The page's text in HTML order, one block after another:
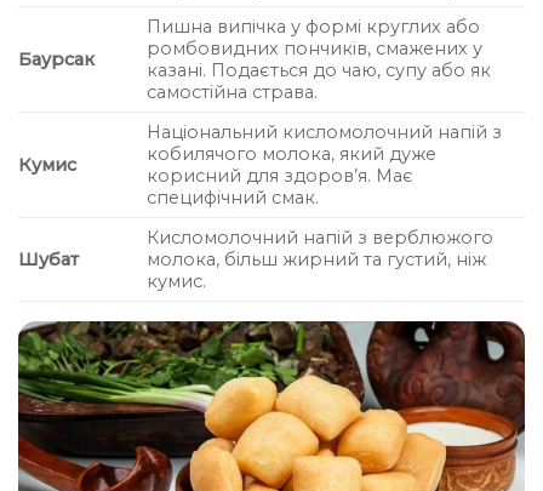
Баурсак
Пишна випічка у формі круглих або
ромбовидних пончиків, смажених у
казані. Подається до чаю, супу або як
самостійна страва.
Кумис
Національний кисломолочний напій з
кобилячого молока, який дуже
корисний для здоров’я. Має
специфічний смак.
Шубат
Кисломолочний напій з верблюжого
молока, більш жирний та густий, ніж
кумис.